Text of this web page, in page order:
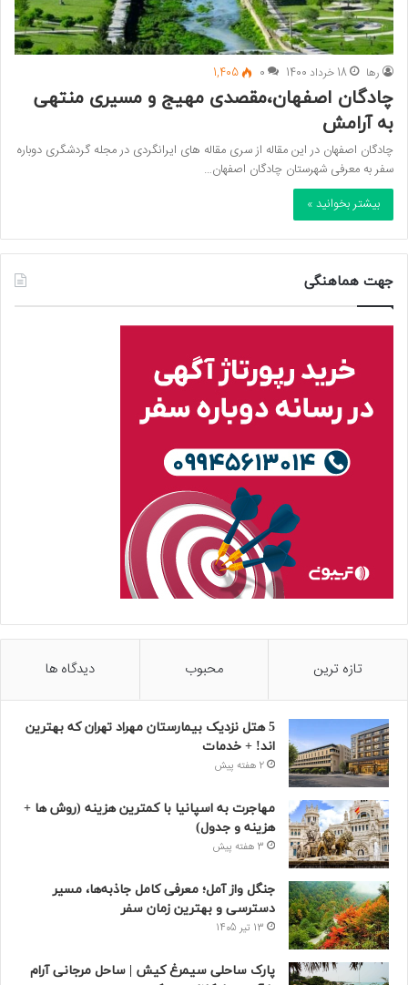
رها 18 خرداد 1400 0
1,405
چادگان اصفهان،مقصدی مهیج و مسیری منتهی
به آرامش
چادگان اصفهان در این مقاله از سری مقاله های ایرانگردی در مجله گردشگری دوباره
سفر به معرفی شهرستان چادگان اصفهان…
بیشتر بخوانید »
جهت هماهنگی
تازه ترین محبوب دیدگاه ها
5 هتل نزدیک بیمارستان مهراد تهران که بهترین‌
اند! + خدمات
2 هفته پیش
مهاجرت به اسپانیا با کمترین هزینه (روش ها +
هزینه و جدول)
3 هفته پیش
جنگل واز آمل؛ معرفی کامل جاذبه‌ها، مسیر
دسترسی و بهترین زمان سفر
13 تیر 1405
پارک ساحلی سیمرغ کیش | ساحل مرجانی آرام